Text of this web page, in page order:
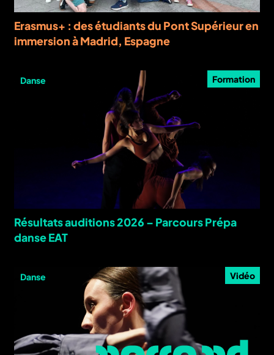
Erasmus+ : des étudiants du Pont Supérieur en
immersion à Madrid, Espagne
Danse Formation
Résultats auditions 2026 – Parcours Prépa
danse EAT
Danse Vidéo